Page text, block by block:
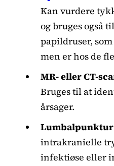
Kan vurdere
og bruges også
papildruser,
men er hos de
MR- eller CT-
Bruges til at
årsager.
intrakranielle
infektiøse eller